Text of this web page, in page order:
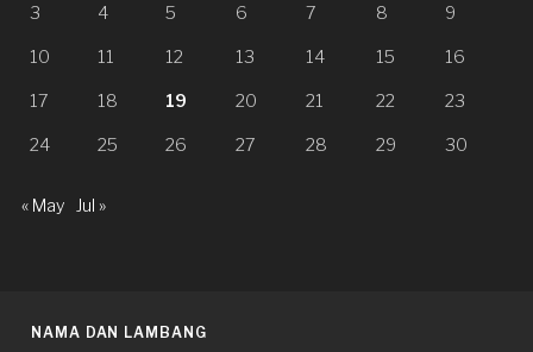
3 4 5 6 7 8 9
10 11 12 13 14 15 16
17 18 19 20 21 22 23
24 25 26 27 28 29 30
« May Jul »
NAMA DAN LAMBANG